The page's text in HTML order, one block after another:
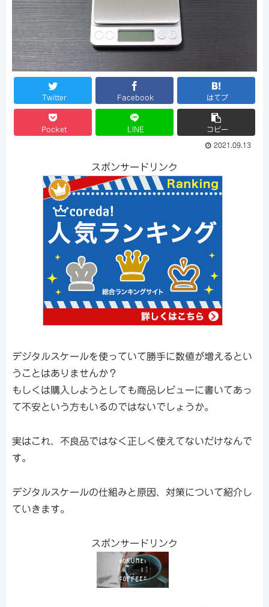
Twitter Facebook はてブ
Pocket LINE コピー
2021.09.13
スポンサードリンク
デジタルスケールを使っていて勝手に数値が増えるとい
うことはありませんか？
もしくは購入しようとしても商品レビューに書いてあっ
て不安という方もいるのではないでしょうか。
実はこれ、不良品ではなく正しく使えてないだけなんで
す。
デジタルスケールの仕組みと原因、対策について紹介し
ていきます。
スポンサードリンク